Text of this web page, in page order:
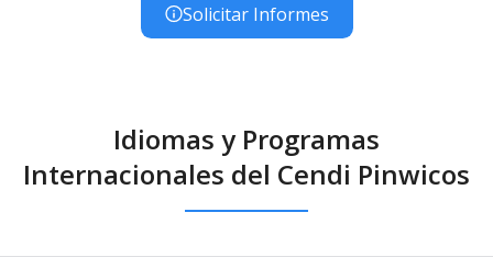
Solicitar Informes
Idiomas y Programas
Internacionales del Cendi Pinwicos